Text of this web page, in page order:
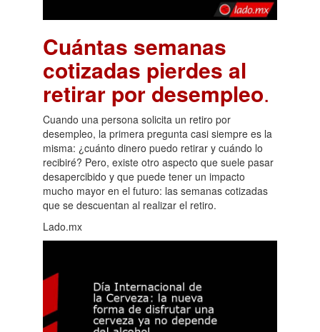
Cuántas semanas
cotizadas pierdes al
retirar por desempleo.
Cuando una persona solicita un retiro por
desempleo, la primera pregunta casi siempre es la
misma: ¿cuánto dinero puedo retirar y cuándo lo
recibiré? Pero, existe otro aspecto que suele pasar
desapercibido y que puede tener un impacto
mucho mayor en el futuro: las semanas cotizadas
que se descuentan al realizar el retiro.
Lado.mx